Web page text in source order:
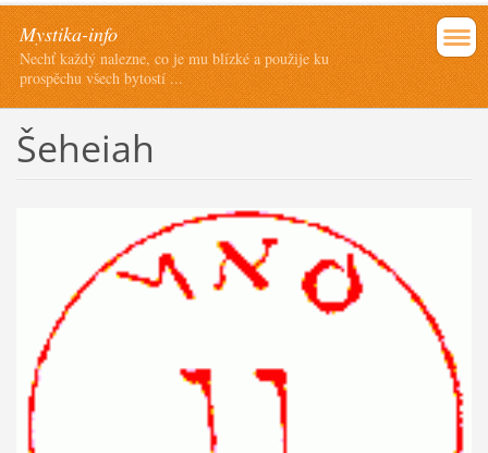
Mystika-info
Nechť každý nalezne, co je mu blízké a použije ku
prospěchu všech bytostí ...
Šeheiah